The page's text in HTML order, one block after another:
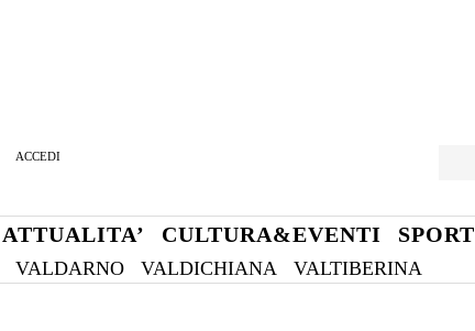
ACCEDI
ATTUALITA’ CULTURA&EVENTI SPORT
VALDARNO VALDICHIANA VALTIBERINA